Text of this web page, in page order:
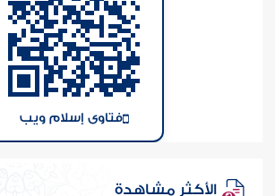
فتاوى إسلام ويب
الأكثر مشاهدة